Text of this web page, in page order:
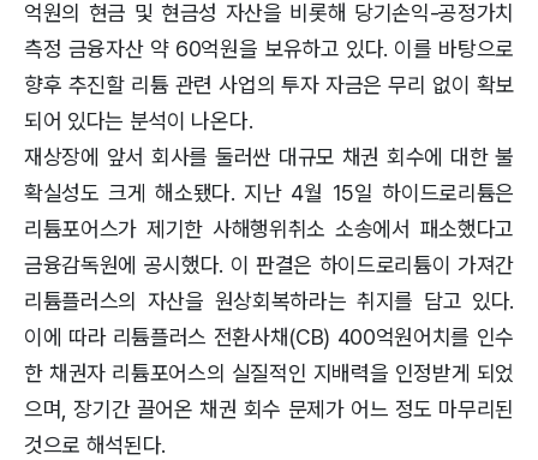
억원의 현금 및 현금성 자산을 비롯해 당기손익-공정가치
측정 금융자산 약 60억원을 보유하고 있다. 이를 바탕으로
향후 추진할 리튬 관련 사업의 투자 자금은 무리 없이 확보
되어 있다는 분석이 나온다.
재상장에 앞서 회사를 둘러싼 대규모 채권 회수에 대한 불
확실성도 크게 해소됐다. 지난 4월 15일 하이드로리튬은
리튬포어스가 제기한 사해행위취소 소송에서 패소했다고
금융감독원에 공시했다. 이 판결은 하이드로리튬이 가져간
리튬플러스의 자산을 원상회복하라는 취지를 담고 있다.
이에 따라 리튬플러스 전환사채(CB) 400억원어치를 인수
한 채권자 리튬포어스의 실질적인 지배력을 인정받게 되었
으며, 장기간 끌어온 채권 회수 문제가 어느 정도 마무리된
것으로 해석된다.